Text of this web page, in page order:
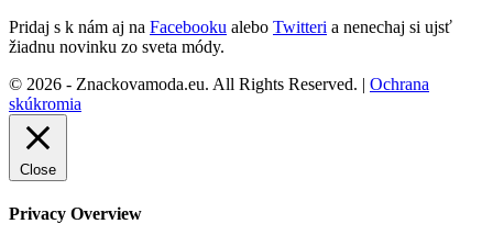
Pridaj s k nám aj na Facebooku alebo Twitteri a nenechaj si ujsť
žiadnu novinku zo sveta módy.
© 2026 - Znackovamoda.eu. All Rights Reserved. | Ochrana
skúkromia
Close
Privacy Overview